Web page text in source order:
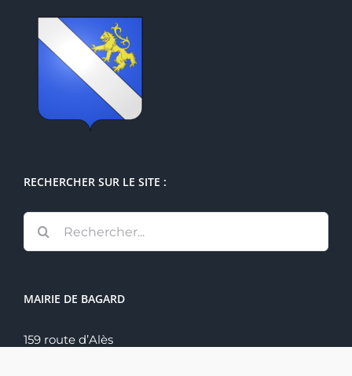
RECHERCHER SUR LE SITE :
MAIRIE DE BAGARD
159 route d’Alès